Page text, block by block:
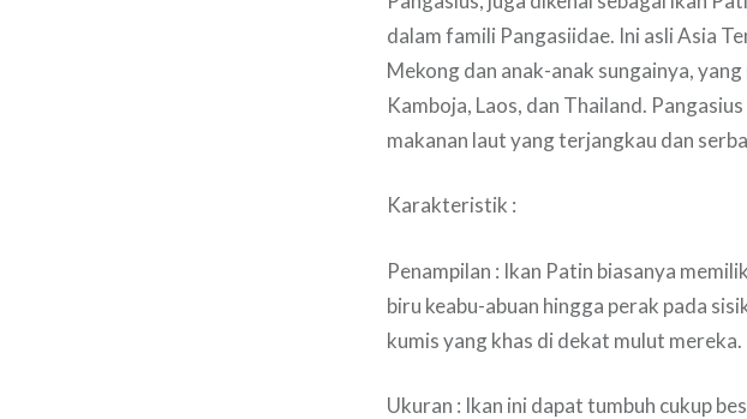
dalam famili Pangasiidae. Ini asli Asia
Mekong dan anak-anak sungainya,
Kamboja, Laos, dan Thailand.
makanan laut yang terjangkau dan
Karakteristik :
Penampilan : Ikan Patin biasanya
biru keabu-abuan hingga perak pada
kumis yang khas di dekat mulut mereka.
Ukuran : Ikan ini dapat tumbuh cukup